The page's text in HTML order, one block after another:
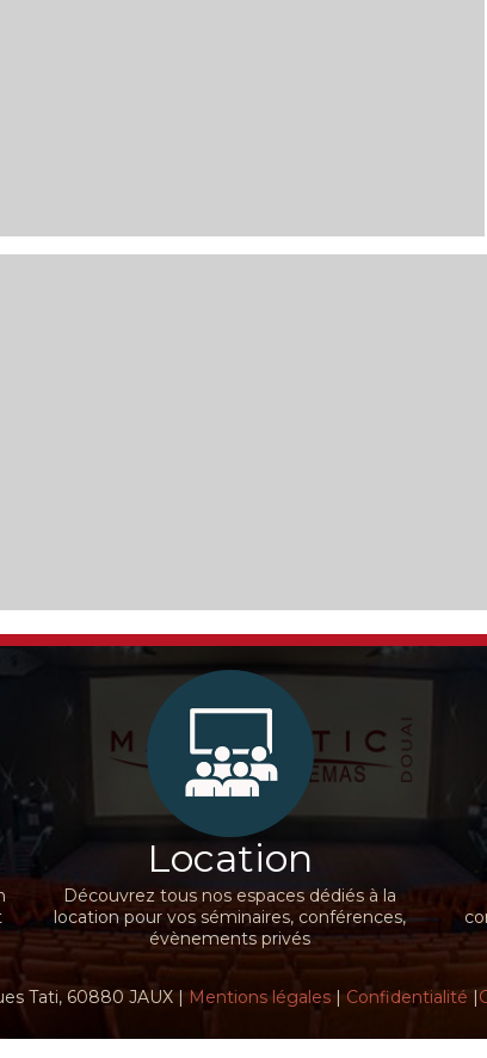
Location
Découvrez tous nos espaces dédiés à la
location pour vos séminaires, conférences,
évènements privés
Tati, 60880 JAUX | Mentions légales| Confidentialité |